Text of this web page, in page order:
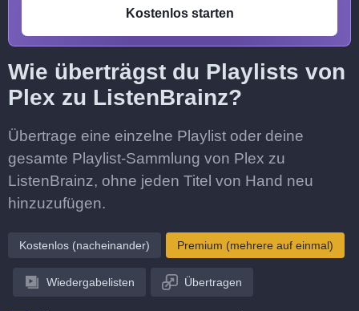
Kostenlos starten
Wie überträgst du Playlists von
Plex zu ListenBrainz?
Übertrage eine einzelne Playlist oder deine
gesamte Playlist-Sammlung von Plex zu
ListenBrainz, ohne jeden Titel von Hand neu
hinzuzufügen.
Kostenlos (nacheinander) Premium (mehrere auf einmal)
Wiedergabelisten Übertragen